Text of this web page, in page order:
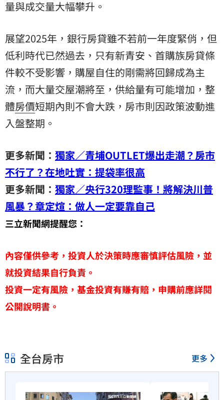
量與成交量大幅攀升。
展望2025年，銀行房貸雖不若前一年度緊俏，但
低利時代已然過去，只有新青安、首購族房貸條
件較不受影響，購屋自住的剛需將回歸成為主
流，而大量交屋潮將至，供給量有可能增加，整
體房價短期內則不會大跌，房市則因政策波動進
入盤整期。
更多新聞： 獨家／青埔OUTLET爆出走潮？房市
不行了？在地吐實：提袋率很高
更多新聞： 獨家／央行320理監事！將解決川普
風暴？章定煊：做人一定要靠自己
三立新聞網提醒您：
內容僅供參考，投資人於決策時應審慎評估風險，並
就投資結果自行負責。
投資一定有風險，基金投資有賺有賠，申購前應詳閱
公開說明書。
全台房市 更多